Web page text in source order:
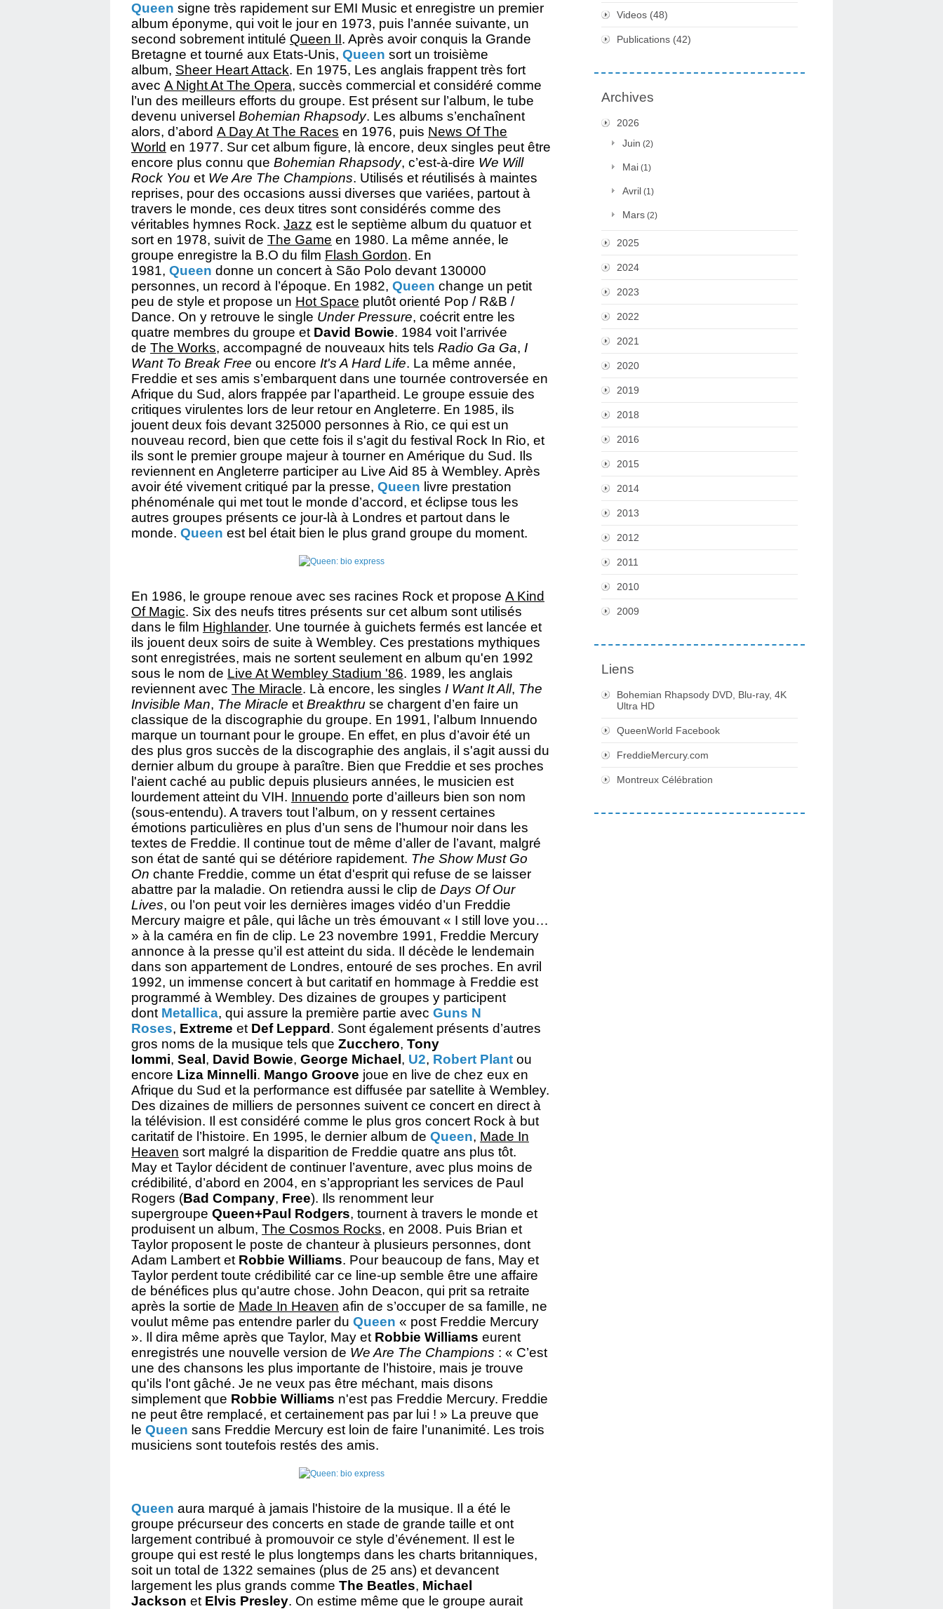
Queen signe très rapidement sur EMI Music et enregistre un premier
album éponyme, qui voit le jour en 1973, puis l’année suivante, un
second sobrement intitulé Queen II. Après avoir conquis la Grande
Bretagne et tourné aux Etats-Unis, Queen sort un troisième
album, Sheer Heart Attack. En 1975, Les anglais frappent très fort
avec A Night At The Opera, succès commercial et considéré comme
l’un des meilleurs efforts du groupe. Est présent sur l’album, le tube
devenu universel Bohemian Rhapsody. Les albums s’enchaînent
alors, d’abord A Day At The Races en 1976, puis News Of The
World en 1977. Sur cet album figure, là encore, deux singles peut être
encore plus connu que Bohemian Rhapsody, c’est-à-dire We Will
Rock You et We Are The Champions. Utilisés et réutilisés à maintes
reprises, pour des occasions aussi diverses que variées, partout à
travers le monde, ces deux titres sont considérés comme des
véritables hymnes Rock. Jazz est le septième album du quatuor et
sort en 1978, suivit de The Game en 1980. La même année, le
groupe enregistre la B.O du film Flash Gordon. En
1981, Queen donne un concert à São Polo devant 130000
personnes, un record à l’époque. En 1982, Queen change un petit
peu de style et propose un Hot Space plutôt orienté Pop / R&B /
Dance. On y retrouve le single Under Pressure, coécrit entre les
quatre membres du groupe et David Bowie. 1984 voit l’arrivée
de The Works, accompagné de nouveaux hits tels Radio Ga Ga, I
Want To Break Free ou encore It's A Hard Life. La même année,
Freddie et ses amis s’embarquent dans une tournée controversée en
Afrique du Sud, alors frappée par l’apartheid. Le groupe essuie des
critiques virulentes lors de leur retour en Angleterre. En 1985, ils
jouent deux fois devant 325000 personnes à Rio, ce qui est un
nouveau record, bien que cette fois il s'agit du festival Rock In Rio, et
ils sont le premier groupe majeur à tourner en Amérique du Sud. Ils
reviennent en Angleterre participer au Live Aid 85 à Wembley. Après
avoir été vivement critiqué par la presse, Queen livre prestation
phénoménale qui met tout le monde d’accord, et éclipse tous les
autres groupes présents ce jour-là à Londres et partout dans le
monde. Queen est bel était bien le plus grand groupe du moment.
En 1986, le groupe renoue avec ses racines Rock et propose A Kind
Of Magic. Six des neufs titres présents sur cet album sont utilisés
dans le film Highlander. Une tournée à guichets fermés est lancée et
ils jouent deux soirs de suite à Wembley. Ces prestations mythiques
sont enregistrées, mais ne sortent seulement en album qu'en 1992
sous le nom de Live At Wembley Stadium '86. 1989, les anglais
reviennent avec The Miracle. Là encore, les singles I Want It All, The
Invisible Man, The Miracle et Breakthru se chargent d’en faire un
classique de la discographie du groupe. En 1991, l’album Innuendo
marque un tournant pour le groupe. En effet, en plus d’avoir été un
des plus gros succès de la discographie des anglais, il s'agit aussi du
dernier album du groupe à paraître. Bien que Freddie et ses proches
l'aient caché au public depuis plusieurs années, le musicien est
lourdement atteint du VIH. Innuendo porte d’ailleurs bien son nom
(sous-entendu). A travers tout l’album, on y ressent certaines
émotions particulières en plus d’un sens de l’humour noir dans les
textes de Freddie. Il continue tout de même d’aller de l’avant, malgré
son état de santé qui se détériore rapidement. The Show Must Go
On chante Freddie, comme un état d'esprit qui refuse de se laisser
abattre par la maladie. On retiendra aussi le clip de Days Of Our
Lives, ou l’on peut voir les dernières images vidéo d’un Freddie
Mercury maigre et pâle, qui lâche un très émouvant « I still love you…
» à la caméra en fin de clip. Le 23 novembre 1991, Freddie Mercury
annonce à la presse qu’il est atteint du sida. Il décède le lendemain
dans son appartement de Londres, entouré de ses proches. En avril
1992, un immense concert à but caritatif en hommage à Freddie est
programmé à Wembley. Des dizaines de groupes y participent
dont Metallica, qui assure la première partie avec Guns N
Roses, Extreme et Def Leppard . Sont également présents d’autres
gros noms de la musique tels que Zucchero, Tony
Iommi, Seal , David Bowie, George Michael , U2, Robert Plant ou
encore Liza Minnelli. Mango Groove joue en live de chez eux en
Afrique du Sud et la performance est diffusée par satellite à Wembley.
Des dizaines de milliers de personnes suivent ce concert en direct à
la télévision. Il est considéré comme le plus gros concert Rock à but
caritatif de l’histoire. En 1995, le dernier album de Queen, Made In
Heaven sort malgré la disparition de Freddie quatre ans plus tôt.
May et Taylor décident de continuer l’aventure, avec plus moins de
crédibilité, d’abord en 2004, en s’appropriant les services de Paul
Rogers (Bad Company, Free). Ils renomment leur
supergroupe Queen+Paul Rodgers, tournent à travers le monde et
produisent un album, The Cosmos Rocks, en 2008. Puis Brian et
Taylor proposent le poste de chanteur à plusieurs personnes, dont
Adam Lambert et Robbie Williams. Pour beaucoup de fans, May et
Taylor perdent toute crédibilité car ce line-up semble être une affaire
de bénéfices plus qu'autre chose. John Deacon, qui prit sa retraite
après la sortie de Made In Heaven afin de s’occuper de sa famille, ne
voulut même pas entendre parler du Queen « post Freddie Mercury
». Il dira même après que Taylor, May et Robbie Williams eurent
enregistrés une nouvelle version de We Are The Champions : « C’est
une des chansons les plus importante de l’histoire, mais je trouve
qu'ils l'ont gâché. Je ne veux pas être méchant, mais disons
simplement que Robbie Williams n'est pas Freddie Mercury. Freddie
ne peut être remplacé, et certainement pas par lui ! » La preuve que
le Queen sans Freddie Mercury est loin de faire l’unanimité. Les trois
musiciens sont toutefois restés des amis.
Queen aura marqué à jamais l'histoire de la musique. Il a été le
groupe précurseur des concerts en stade de grande taille et ont
largement contribué à promouvoir ce style d’événement. Il est le
groupe qui est resté le plus longtemps dans les charts britanniques,
soit un total de 1322 semaines (plus de 25 ans) et devancent
largement les plus grands comme The Beatles, Michael
Jackson et Elvis Presley. On estime même que le groupe aurait
Videos (48)
Publications (42)
Archives
2026
Juin (2)
Mai (1)
Avril (1)
Mars (2)
2025
2024
2023
2022
2021
2020
2019
2018
2016
2015
2014
2013
2012
2011
2010
2009
Liens
Bohemian Rhapsody DVD, Blu-ray, 4K
Ultra HD
QueenWorld Facebook
FreddieMercury.com
Montreux Célébration